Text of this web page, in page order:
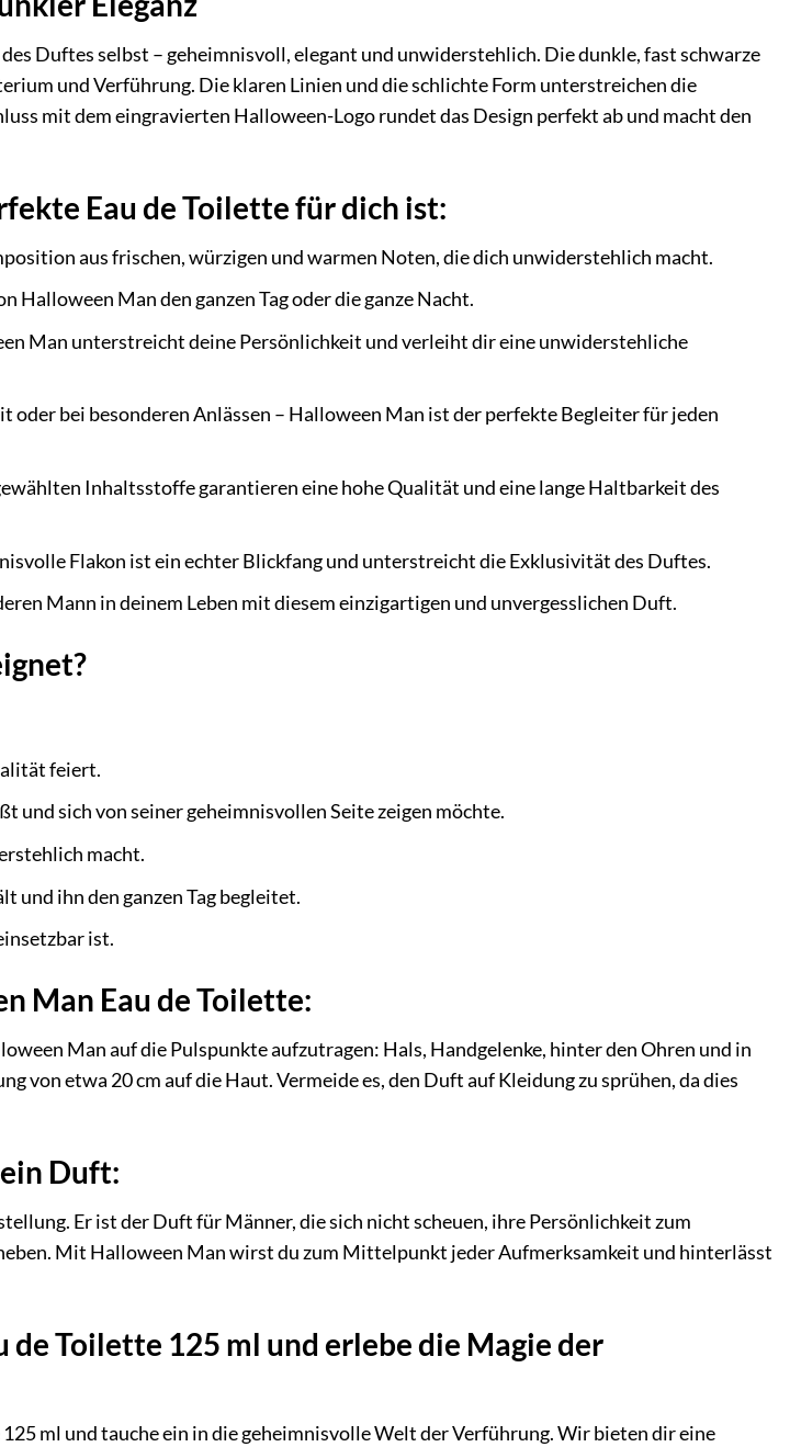
Duftes selbst – geheimnisvoll, elegant und unwiderstehlich. Die dunkle, fast schwarze
und Verführung. Die klaren Linien und die schlichte Form unterstreichen die
mit dem eingravierten Halloween-Logo rundet das Design perfekt ab und macht den
Eau de Toilette für dich ist:
aus frischen, würzigen und warmen Noten, die dich unwiderstehlich macht.
Halloween Man den ganzen Tag oder die ganze Nacht.
Man unterstreicht deine Persönlichkeit und verleiht dir eine unwiderstehliche
oder bei besonderen Anlässen – Halloween Man ist der perfekte Begleiter für jeden
Inhaltsstoffe garantieren eine hohe Qualität und eine lange Haltbarkeit des
Flakon ist ein echter Blickfang und unterstreicht die Exklusivität des Duftes.
Mann in deinem Leben mit diesem einzigartigen und unvergesslichen Duft.
feiert.
und sich von seiner geheimnisvollen Seite zeigen möchte.
macht.
und ihn den ganzen Tag begleitet.
ist.
Man Eau de Toilette:
Man auf die Pulspunkte aufzutragen: Hals, Handgelenke, hinter den Ohren und in
von etwa 20 cm auf die Haut. Vermeide es, den Duft auf Kleidung zu sprühen, da dies
Duft:
Er ist der Duft für Männer, die sich nicht scheuen, ihre Persönlichkeit zum
Mit Halloween Man wirst du zum Mittelpunkt jeder Aufmerksamkeit und hinterlässt
Toilette 125 ml und erlebe die Magie der
ml und tauche ein in die geheimnisvolle Welt der Verführung. Wir bieten dir eine